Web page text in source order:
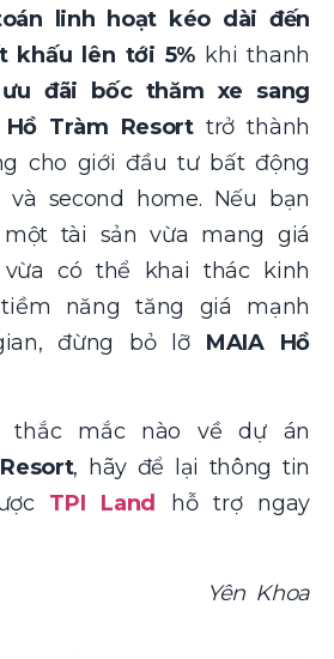
linh hoạt kéo dài đến
khấu lên tới 5% khi thanh
ưu đãi bốc thăm xe sang
Hồ Tràm Resorttrở thành
cho giới đầu tư bất động
second home. Nếu bạn
tài sản vừa mang giá
có thể khai thác kinh
năng tăng giá mạnh
đừng bỏ lỡ MAIA Hồ
thắc mắc nào về dự án
, hãy để lại thông tin
TPI Land
hỗ trợ ngay
Yên Khoa